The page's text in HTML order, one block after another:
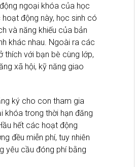
ngoại khóa của học
động này, học sinh có
và năng khiếu của bản
khác nhau. Ngoài ra các
thích với bạn bè cùng lớp,
xã hội, kỹ năng giao
ký cho con tham gia
khóa trong thời hạn đăng
hết các hoạt động
đều miễn phí, tuy nhiên
yêu cầu đóng phí bằng